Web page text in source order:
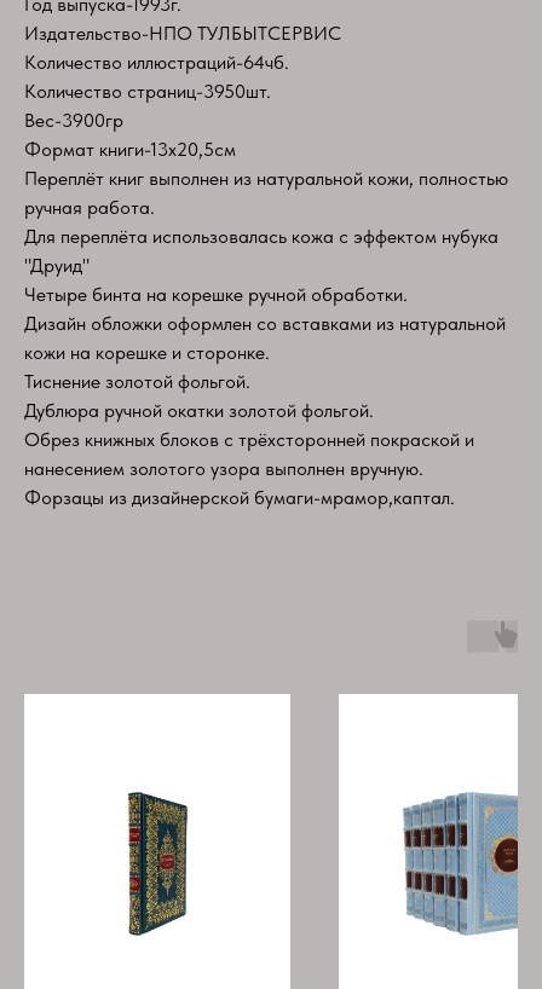
Издательство-НПО ТУЛБЫТСЕРВИС
Количество иллюстраций-64чб.
Количество страниц-3950шт.
Вес-3900гр
Формат книги-13х20,5см
Переплёт книг выполнен из натуральной кожи, полностью
ручная работа.
Для переплёта использовалась кожа с эффектом нубука
"Друид"
Четыре бинта на корешке ручной обработки.
Дизайн обложки оформлен со вставками из натуральной
кожи на корешке и сторонке.
Тиснение золотой фольгой.
Дублюра ручной окатки золотой фольгой.
Обрез книжных блоков с трёхсторонней покраской и
нанесением золотого узора выполнен вручную.
Форзацы из дизайнерской бумаги-мрамор,каптал.